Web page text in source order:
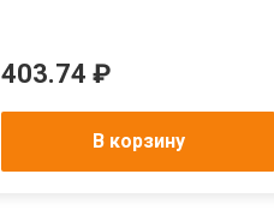
403.74 ₽
В корзину